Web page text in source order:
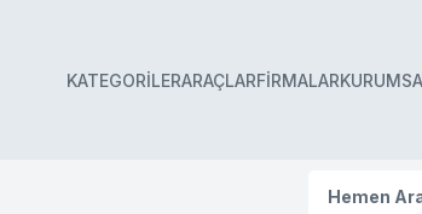
KATEGORILERARAÇLARFIRMALAR
Hemen